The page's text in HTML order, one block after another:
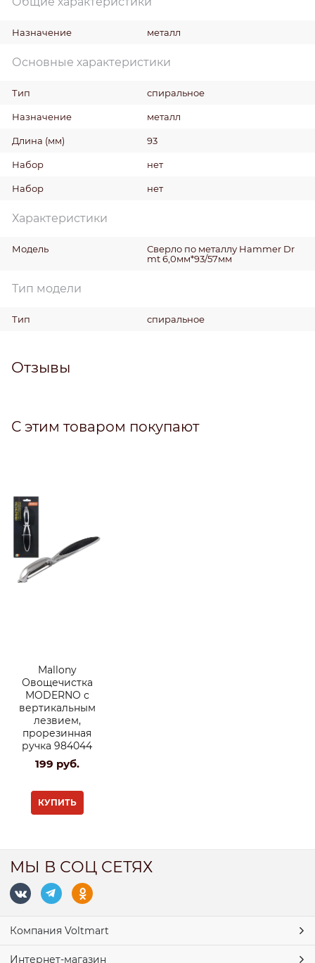
Назначение металл
Основные характеристики
Тип спиральное
Назначение металл
Длина (мм) 93
Набор нет
Набор нет
Характеристики
Модель
Сверло по металлу Hammer Dr
mt 6,0мм*93/57мм
Тип модели
Тип спиральное
Отзывы
С этим товаром покупают
Mallony
Овощечистка
MODERNO с
вертикальным
лезвием,
прорезинная
ручка 984044
199 руб.
КУПИТЬ
МЫ В СОЦ СЕТЯХ
Компания Voltmart
Интернет-магазин